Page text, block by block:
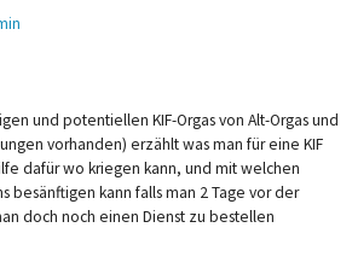
und potentiellen KIF-Orgas von Alt-Orgas und
vorhanden) erzählt was man für eine KIF
dafür wo kriegen kann, und mit welchen
besänftigen kann falls man 2 Tage vor der
doch noch einen Dienst zu bestellen